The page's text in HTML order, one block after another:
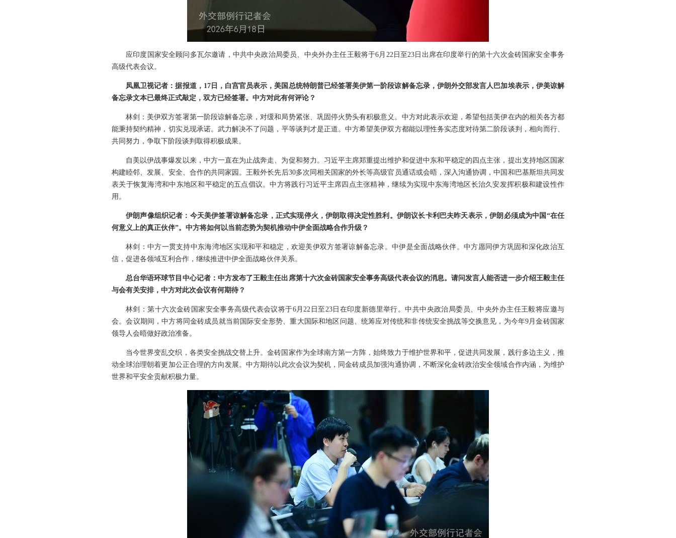
应印度国家安全顾问多瓦尔邀请，中共中央政治局委员、中央外办主任王毅将于6月22日至23日出席在印度举行的第十六次金砖国家安全事务
高级代表会议。
凤凰卫视记者：据报道，17日，白宫官员表示，美国总统特朗普已经签署美伊第一阶段谅解备忘录，伊朗外交部发言人巴加埃表示，伊美谅解
备忘录文本已最终正式敲定，双方已经签署。中方对此有何评论？
林剑：美伊双方签署第一阶段谅解备忘录，对缓和局势紧张、巩固停火势头有积极意义。中方对此表示欢迎，希望包括美伊在内的相关各方都
能秉持契约精神，切实兑现承诺。武力解决不了问题，平等谈判才是正道。中方希望美伊双方都能以理性务实态度对待第二阶段谈判，相向而行、
共同努力，争取下阶段谈判取得积极成果。
自美以伊战事爆发以来，中方一直在为止战奔走、为促和努力。习近平主席郑重提出维护和促进中东和平稳定的四点主张，提出支持地区国家
构建睦邻、发展、安全、合作的共同家园。王毅外长先后30多次同相关国家的外长等高级官员通话或会晤，深入沟通协调，中国和巴基斯坦共同发
表关于恢复海湾和中东地区和平稳定的五点倡议。中方将践行习近平主席四点主张精神，继续为实现中东海湾地区长治久安发挥积极和建设性作
用。
伊朗声像组织记者：今天美伊签署谅解备忘录，正式实现停火，伊朗取得决定性胜利。伊朗议长卡利巴夫昨天表示，伊朗必须成为中国“在任
何意义上的真正伙伴”。中方将如何以当前态势为契机推动中伊全面战略合作升级？
林剑：中方一贯支持中东海湾地区实现和平和稳定，欢迎美伊双方签署谅解备忘录。中伊是全面战略伙伴。中方愿同伊方巩固和深化政治互
信，促进各领域互利合作，继续推进中伊全面战略伙伴关系。
总台华语环球节目中心记者：中方发布了王毅主任出席第十六次金砖国家安全事务高级代表会议的消息。请问发言人能否进一步介绍王毅主任
与会有关安排，中方对此次会议有何期待？
林剑：第十六次金砖国家安全事务高级代表会议将于6月22日至23日在印度新德里举行。中共中央政治局委员、中央外办主任王毅将应邀与
会。会议期间，中方将同金砖成员就当前国际安全形势、重大国际和地区问题、统筹应对传统和非传统安全挑战等交换意见，为今年9月金砖国家
领导人会晤做好政治准备。
当今世界变乱交织，各类安全挑战交替上升。金砖国家作为全球南方第一方阵，始终致力于维护世界和平，促进共同发展，践行多边主义，推
动全球治理朝着更加公正合理的方向发展。中方期待以此次会议为契机，同金砖成员加强沟通协调，不断深化金砖政治安全领域合作内涵，为维护
世界和平安全贡献积极力量。